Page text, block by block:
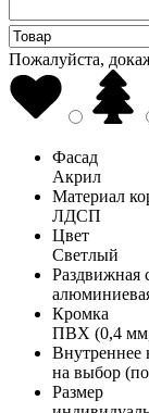
Пожалуйста,
Фасад
Акрил
Материал
ЛДСП
Цвет
Светлый
Раздвижная
Кромка
ПВХ (0,4
Внутреннее
на выбор
Размер